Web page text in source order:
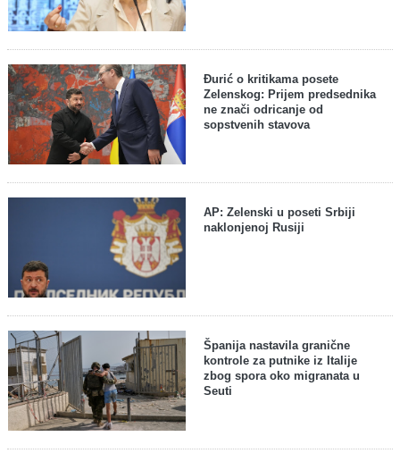
Đurić o kritikama posete
Zelenskog: Prijem predsednika
ne znači odricanje od
sopstvenih stavova
AP: Zelenski u poseti Srbiji
naklonjenoj Rusiji
Španija nastavila granične
kontrole za putnike iz Italije
zbog spora oko migranata u
Seuti